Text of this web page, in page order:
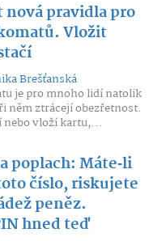
nová pravidla pro
Vložit
Brešťanská
je pro mnoho lidí natolik
něm ztrácejí obezřetnost.
nebo vloží kartu,...
poplach: Máte‑li
číslo, riskujete
peněz.
hned teď